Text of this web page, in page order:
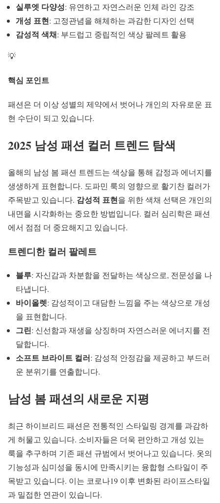
실루엣 다양성: 유연하고 자연스러운 인체 라인 강조
개성 표현: 고정관념을 해체하는 과감한 디자인 선택
감성적 색채: 부드럽고 중립적인 색상 팔레트 활용
💡
핵심 포인트
패션은 더 이상 성별의 제약에서 벗어나 개인의 자유로운 표
현 수단이 되고 있습니다.
2025 남성 패션 컬러 트렌드 탐색
올해의 남성 봄 패션 트렌드는 색상을 통해 감정과 에너지를
생생하게 표현합니다. 도파민 룩의 영향으로 활기찬 컬러가
주목받고 있습니다. 감성적 표현을 위한 색채 선택은 개인의
내면을 시각화하는 중요한 방법입니다. 컬러 심리학은 패션
에서 점점 더 중요해지고 있습니다.
트렌디한 컬러 팔레트
블루: 자신감과 차분함을 전달하는 색상으로, 전문성을 나
타냅니다.
바이올렛: 감성적이고 대담한 느낌을 주는 색상으로 개성
을 표현합니다.
그린: 신선함과 재생을 상징하며 자연스러운 에너지를 전
달합니다.
소프트 브라이트 컬러: 감성적 안정감을 제공하고 부드러
운 분위기를 연출합니다.
남성 봄 패션의 새로운 지평
최근 하이브리드 패션은 전통적인 스타일링 경계를 과감하
게 허물고 있습니다. 소비자들은 더욱 편안하고 개성 있는
룩을 추구하며 기존 패션 규범에서 벗어나고 있습니다. 옷의
기능성과 심미성을 동시에 만족시키는 융합형 스타일이 주
목받고 있습니다. 이는 코로나19 이후 변화된 라이프스타일
과 밀접한 연관이 있습니다.